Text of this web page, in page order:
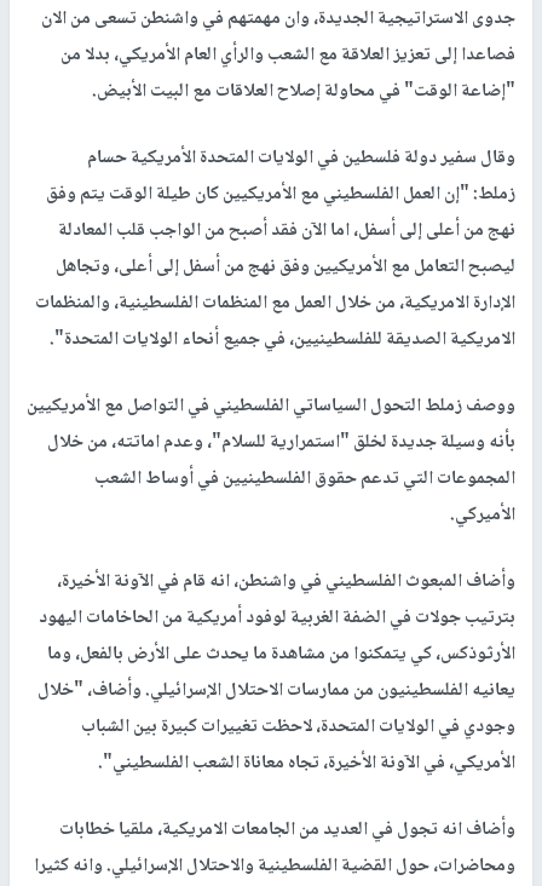
جدوى الاستراتيجية الجديدة، وان مهمتهم في واشنطن تسعى من الان
فصاعدا إلى تعزيز العلاقة مع الشعب والرأي العام الأمريكي، بدلا من
"إضاعة الوقت" في محاولة إصلاح العلاقات مع البيت الأبيض.
وقال سفير دولة فلسطين في الولايات المتحدة الأمريكية حسام
زملط: "إن العمل الفلسطيني مع الأمريكيين كان طيلة الوقت يتم وفق
نهج من أعلى إلى أسفل، اما الآن فقد أصبح من الواجب قلب المعادلة
ليصبح التعامل مع الأمريكيين وفق نهج من أسفل إلى أعلى، وتجاهل
الإدارة الامريكية، من خلال العمل مع المنظمات الفلسطينية، والمنظمات
الامريكية الصديقة للفلسطينيين، في جميع أنحاء الولايات المتحدة".
ووصف زملط التحول السياساتي الفلسطيني في التواصل مع الأمريكيين
بأنه وسيلة جديدة لخلق "استمرارية للسلام"، وعدم اماتته، من خلال
المجموعات التي تدعم حقوق الفلسطينيين في أوساط الشعب
الأميركي.
وأضاف المبعوث الفلسطيني في واشنطن، انه قام في الآونة الأخيرة،
بترتيب جولات في الضفة الغربية لوفود أمريكية من الحاخامات اليهود
الأرثوذكس، كي يتمكنوا من مشاهدة ما يحدث على الأرض بالفعل، وما
يعانيه الفلسطينيون من ممارسات الاحتلال الإسرائيلي. وأضاف، "خلال
وجودي في الولايات المتحدة، لاحظت تغييرات كبيرة بين الشباب
الأمريكي، في الآونة الأخيرة، تجاه معاناة الشعب الفلسطيني".
وأضاف انه تجول في العديد من الجامعات الامريكية، ملقيا خطابات
ومحاضرات، حول القضية الفلسطينية والاحتلال الإسرائيلي. وانه كثيرا